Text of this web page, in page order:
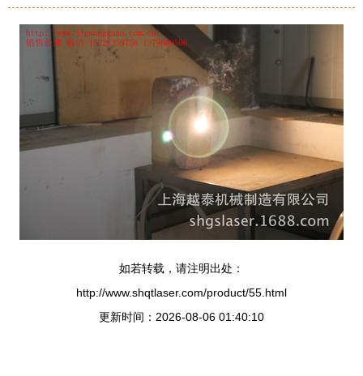
如若转载，请注明出处：
http://www.shqtlaser.com/product/55.html
更新时间：2026-08-06 01:40:10